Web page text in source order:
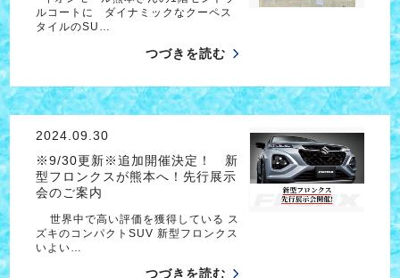
ルコートに ダイナミックなクーペス
タイルのSU…
つづきを読む
2024.09.30
※9/30更新※追加開催決定！ 新
型フロンクスが熊本へ！先行展示
会のご案内
世界中で高い評価を獲得している ス
ズキのコンパクトSUV 新型フロンクス
いよい…
つづきを読む